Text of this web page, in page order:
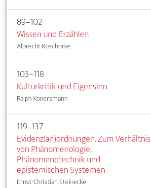
89–102
Wissen und Erzählen
Albrecht Koschorke
103–118
Kulturkritik und Eigensinn
Ralph Konersmann
119–137
Evidenz(an)ordnungen. Zum Verhältnis
von Phänomenologie,
Phänomenotechnik und
epistemischen Systemen
Ernst-Christian Steinecke